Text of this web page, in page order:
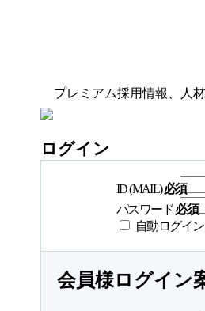
プレミアム採用情報、人
ログイン
ID (MAIL)必須
パスワード必須
自動ログイン
会員様ログイン